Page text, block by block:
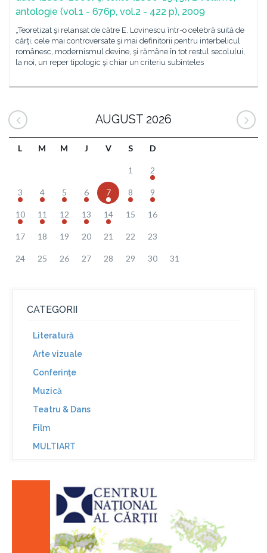
antologie (vol.1 - 676p, vol.2 - 422 p), 2009
„Teoretizat şi relansat de către E. Lovinescu într-o celebră suită de
cărţi, cele mai controversate şi mai definitorii pentru interbelicul
românesc, modernismul devine, şi rămâne în tot restul secolului,
la noi, un reper tipologic şi chiar un criteriu subînteles
AUGUST 2026
L M M J V S D
1 2
3 4 5 6 7 8 9
10 11 12 13 14 15 16
17 18 19 20 21 22 23
24 25 26 27 28 29 30 31
CATEGORII
Literatură
Arte vizuale
Conferinţe
Muzică
Teatru & Dans
Film
MULTIART